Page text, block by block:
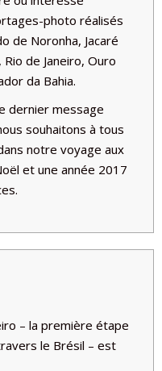
photo réalisés
de Noronha, Jacaré
de Janeiro, Ouro
da Bahia.
dernier message
souhaitons à tous
notre voyage aux
et une année 2017
– la première étape
le Brésil – est